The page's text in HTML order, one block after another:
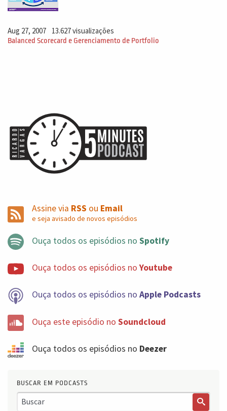
Aug 27, 2007 13.627 visualizações
Balanced Scorecard e Gerenciamento de Portfolio
Assine via RSS ou Email
e seja avisado de novos episódios
Ouça todos os episódios no Spotify
Ouça todos os episódios noYoutube
Ouça todos os episódios no Apple Podcasts
Ouça este episódio no Soundcloud
Ouça todos os episódios no Deezer
BUSCAR EM PODCASTS